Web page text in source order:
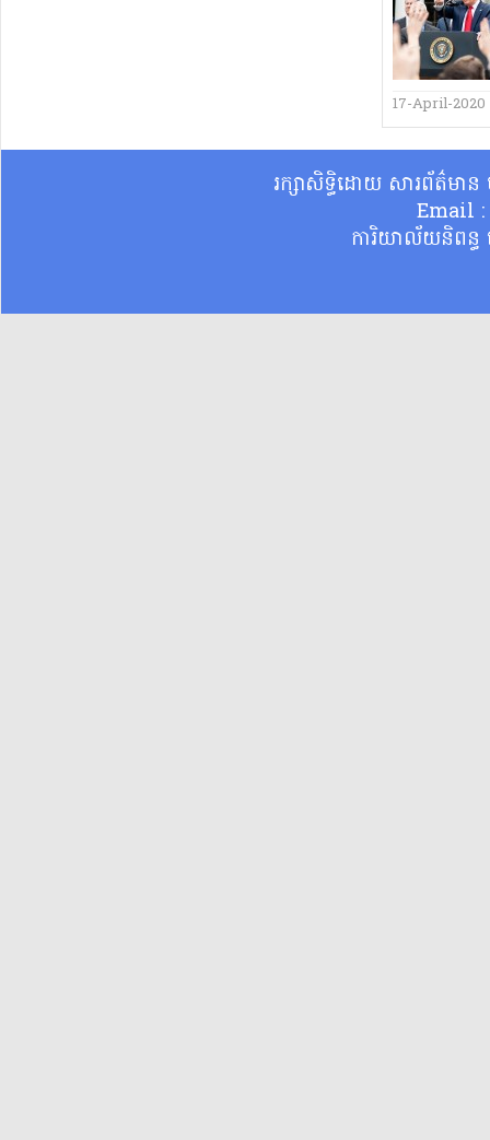
17-April-2020
រក្សាសិទ្ធិដោយ សារព័ត៌មា
Email
ការិយាល័យនិពន្ធ